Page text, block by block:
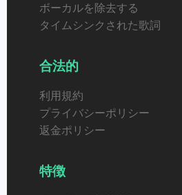
ボーカルを除去する
タイムシンクされた歌詞
合法的
利用規約
プライバシーポリシー
返金ポリシー
特徴